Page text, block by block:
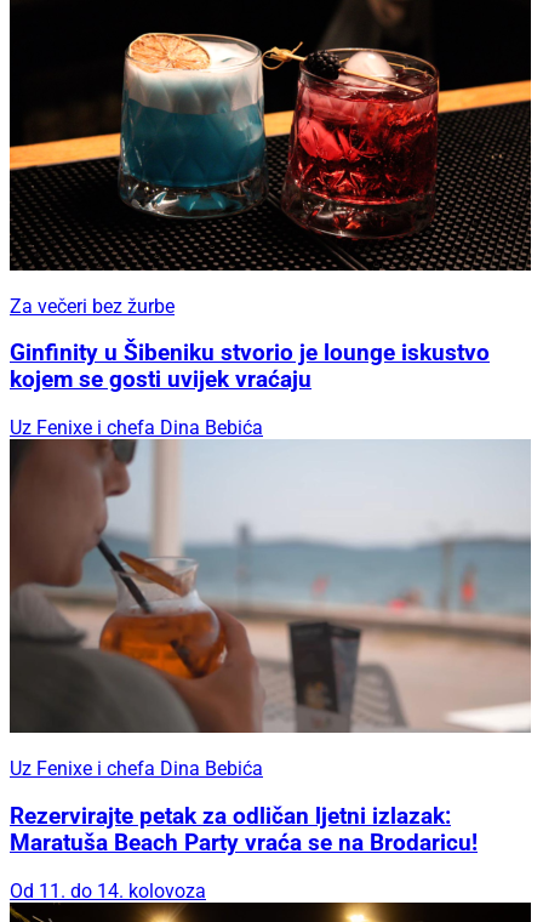
Za večeri bez žurbe
Ginfinity u Šibeniku stvorio je lounge iskustvo
kojem se gosti uvijek vraćaju
Uz Fenixe i chefa Dina Bebića
Uz Fenixe i chefa Dina Bebića
Rezervirajte petak za odličan ljetni izlazak:
Maratuša Beach Party vraća se na Brodaricu!
Od 11. do 14. kolovoza